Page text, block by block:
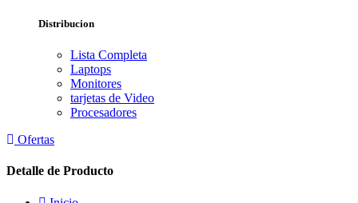
Distribucion
Lista Completa
Laptops
Monitores
tarjetas de Video
Procesadores
Ofertas
Detalle de Producto